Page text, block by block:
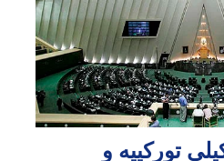
تورکییه و